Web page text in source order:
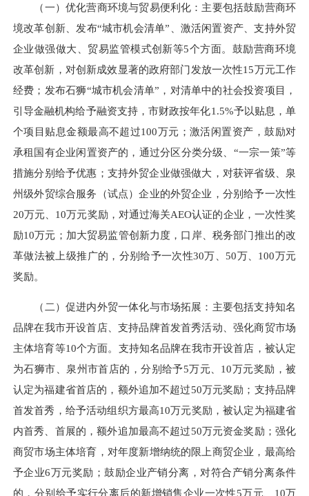
（一）优化营商环境与贸易便利化：主要包括鼓励营商环
境改革创新、发布“城市机会清单”、激活闲置资产、支持外贸
企业做强做大、贸易监管模式创新等5个方面。鼓励营商环境
改革创新，对创新成效显著的政府部门发放一次性15万元工作
经费；发布石狮“城市机会清单”，对清单中的社会投资项目，
引导金融机构给予融资支持，市财政按年化1.5%予以贴息，单
个项目贴息金额最高不超过100万元；激活闲置资产，鼓励对
承租国有企业闲置资产的，通过分区分类分级、“一宗一策”等
措施分别给予优惠；支持外贸企业做强做大，对获评省级、泉
州级外贸综合服务（试点）企业的外贸企业，分别给予一次性
20万元、10万元奖励，对通过海关AEO认证的企业，一次性奖
励10万元；加大贸易监管创新力度，口岸、税务部门推出的改
革做法被上级推广的，分别给予一次性30万、50万、100万元
奖励。
（二）促进内外贸一体化与市场拓展：主要包括支持知名
品牌在我市开设首店、支持品牌首发首秀活动、强化商贸市场
主体培育等10个方面。支持知名品牌在我市开设首店，被认定
为石狮市、泉州市首店的，分别给予5万元、10万元奖励，被
认定为福建省首店的，额外追加不超过50万元奖励；支持品牌
首发首秀，给予活动组织方最高10万元奖励，被认定为福建省
内首秀、首展的，额外追加最高不超过50万元资金奖励；强化
商贸市场主体培育，对年度新增纳统的限上商贸企业，最高给
予企业6万元奖励；鼓励企业产销分离，对符合产销分离条件
的，分别给予实行分离后的新增销售企业一次性5万元、10万